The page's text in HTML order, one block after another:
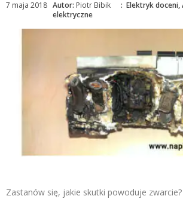
Autor: Piotr Bibik
7 maja 2018 : Elektryk doceni,
elektryczne
Zastanów się, jakie skutki powoduje